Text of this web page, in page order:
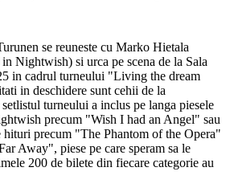
se reuneste cu Marko Hietala
Nightwish) si urca pe scena de la Sala
in cadrul turneului "Living the dream
in deschidere sunt cehii de la
turneului a inclus pe langa piesele
precum "Wish I had an Angel" sau
precum "The Phantom of the Opera"
Away", piese pe care speram sa le
200 de bilete din fiecare categorie au